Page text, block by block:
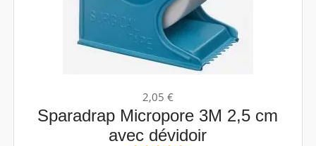
2,05 €
Sparadrap Micropore 3M 2,5 cm
avec dévidoir